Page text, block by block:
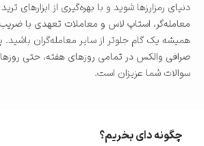
دنیای رمزارزها شوید و با بهره‌گیری از ابزارهای
صرافی والکس در تمامی روزهای هفته، حتی
سوالات شما عزیزان است.
چگونهدایبخریم؟